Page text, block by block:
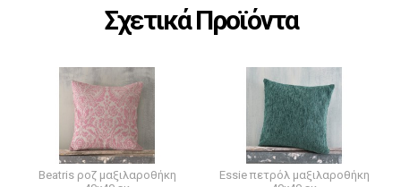
Σχετικά Προϊόντα
Beatris ροζ μαξιλαροθήκη
Essie πετρόλ μαξιλαροθήκη